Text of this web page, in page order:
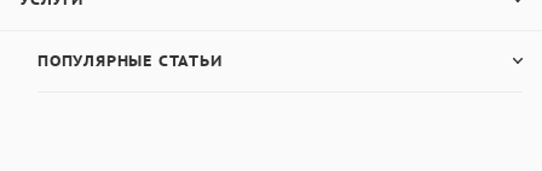
ПОПУЛЯРНЫЕ СТАТЬИ